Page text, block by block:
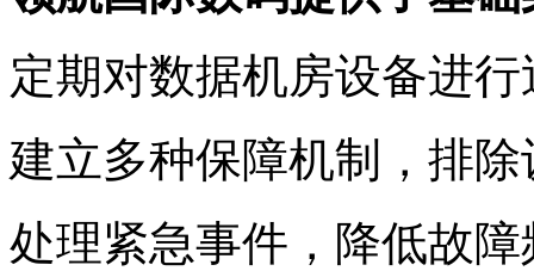
定期对数据机房设备进
建立多种保障机制，排
处理紧急事件，降低故